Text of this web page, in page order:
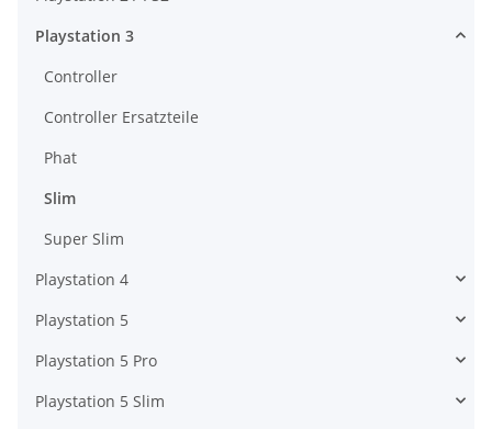
Playstation 3
Controller
Controller Ersatzteile
Phat
Slim
Super Slim
Playstation 4
Playstation 5
Playstation 5 Pro
Playstation 5 Slim